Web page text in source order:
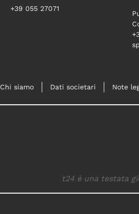
+39 055 27071
Chi siamo Dati societari Note
t24 è una testata